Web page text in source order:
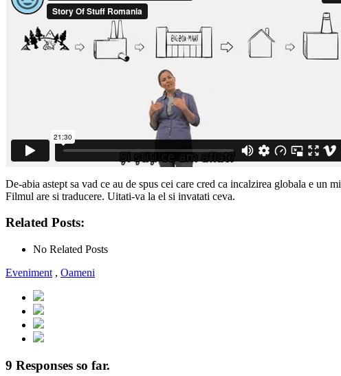
De-abia astept sa vad ce au de spus cei care cred ca incalzirea globala e un
Filmul are si traducere. Uitati-va la el si invatati ceva.
Related Posts:
No Related Posts
Eveniment , Oameni
9 Responses so far.